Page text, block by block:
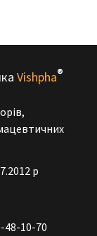
Vishpha®
р
48-10-70